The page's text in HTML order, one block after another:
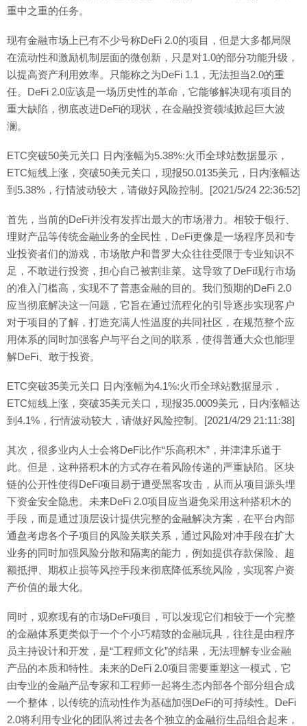
重中之重的任务。
现有金融市场上已有不少号称DeFi 2.0的项目，但是大多都局限
在流动性和激励机制层面的微创新，只是对1.0的部分功能升级，
以提高资产利用效率。只能称之为DeFi 1.1，无法担当2.0的重
任。DeFi 2.0应该是一场历史性的革命，它能够解决现有项目的
重大缺陷，彻底改进DeFi的现状，在金融投资领域掀起巨大波
澜。
ETC突破50美元关口 日内涨幅为5.38%:火币全球站数据显示，
ETC短线上涨，突破50美元关口，现报50.0135美元，日内涨幅达
到5.38%，行情波动较大，请做好风险控制。[2021/5/24 22:36:52]
首先，当前的DeFi并没有发挥出最大的市场潜力。相较于银行、
理财产品等传统金融业务的全民性，DeFi更像是一场程序员和专
业投资者们的游戏，市场散户和普罗大众往往受限于专业知识不
足，不敢进行投资，担心自己被割韭菜。这导致了DeFi现行市场
的准入门槛高，实现不了普惠金融的目的。我们预期的DeFi 2.0
应当彻底解决这一问题，它旨在通过流程化的引导逐步实现客户
对于项目的了解，打造充满人性温度的共同社区，在规范整个应
用体系的同时加强客户与平台之间的联系，使得普通大众也能理
解DeFi、敢于投资。
ETC突破35美元关口 日内涨幅为4.1%:火币全球站数据显示，
ETC短线上涨，突破35美元关口，现报35.0009美元，日内涨幅达
到4.1%，行情波动较大，请做好风险控制。[2021/4/29 21:11:38]
其次，很多业内人士会将DeFi比作“乐高积木”，并津津乐道于
此。但是，这种搭积木的方式存在着风险传递的严重缺陷。区块
链的公开性使得DeFi项目易于遭受黑客攻击，从而从项目源头埋
下资金安全隐患。未来DeFi 2.0项目应当避免采用这种搭积木的
手段，而是通过顶层设计提供完整的金融解决方案，在平台内部
通盘考虑各个子项目的风险关联关系，通过风险对冲手段在扩大
业务的同时加强风险分散和隔离的能力，例如提供存款保险、超
额抵押、期权止损等风控手段来彻底降低系统风险，实现客户资
产价值的最大化。
同时，观察现有的市场DeFi项目，可以发现它们相较于一个完整
的金融体系更类似于一个个小巧精致的金融玩具，往往是由程序
员主持设计和开发，是“工程师文化”的结果，无法理解专业金融
产品的本质和特性。未来的DeFi 2.0项目需要重塑这一模式，它
由专业的金融产品专家和工程师一起将生态内部各个部分组合成
一个整体，以传统的流动性作为基础加强DeFi的可持续性。DeFi
2.0将利用专业化的团队将过去各个独立的金融衍生品组合起来，